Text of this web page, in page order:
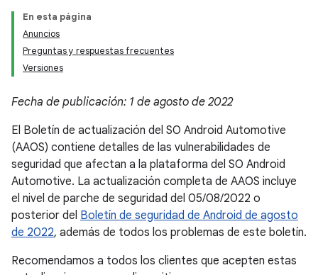
En esta página
Anuncios
Preguntas y respuestas frecuentes
Versiones
Fecha de publicación: 1 de agosto de 2022
El Boletín de actualización del SO Android Automotive
(AAOS) contiene detalles de las vulnerabilidades de
seguridad que afectan a la plataforma del SO Android
Automotive. La actualización completa de AAOS incluye
el nivel de parche de seguridad del 05/08/2022 o
posterior del Boletín de seguridad de Android de agosto
de 2022, además de todos los problemas de este boletín.
Recomendamos a todos los clientes que acepten estas